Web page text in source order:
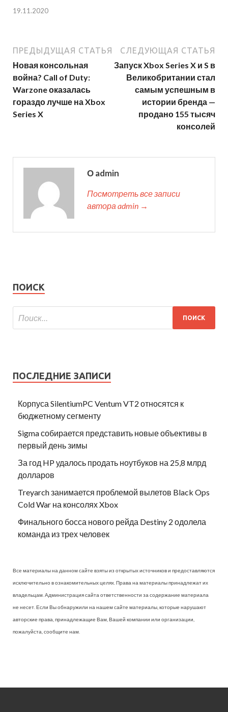
19.11.2020
ПРЕДЫДУЩАЯ СТАТЬЯ
Новая консольная
война? Call of Duty:
Warzone оказалась
гораздо лучше на Xbox
Series X
СЛЕДУЮЩАЯ СТАТЬЯ
Запуск Xbox Series X и S в
Великобритании стал
самым успешным в
истории бренда —
продано 155 тысяч
консолей
О admin
Посмотреть все записи
автора admin →
ПОИСК
ПОСЛЕДНИЕ ЗАПИСИ
Корпуса SilentiumPC Ventum VT2 относятся к
бюджетному сегменту
Sigma собирается представить новые объективы в
первый день зимы
За год HP удалось продать ноутбуков на 25,8 млрд
долларов
Treyarch занимается проблемой вылетов Black Ops
Cold War на консолях Xbox
Финального босса нового рейда Destiny 2 одолела
команда из трех человек
Все материалы на данном сайте взяты из открытых источников и предоставляются
исключительно в ознакомительных целях. Права на материалы принадлежат их
владельцам. Администрация сайта ответственности за содержание материала
не несет. Если Вы обнаружили на нашем сайте материалы, которые нарушают
авторские права, принадлежащие Вам, Вашей компании или организации,
пожалуйста, сообщите нам.